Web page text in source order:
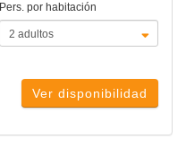
Pers. por habitación
Ver disponibilidad